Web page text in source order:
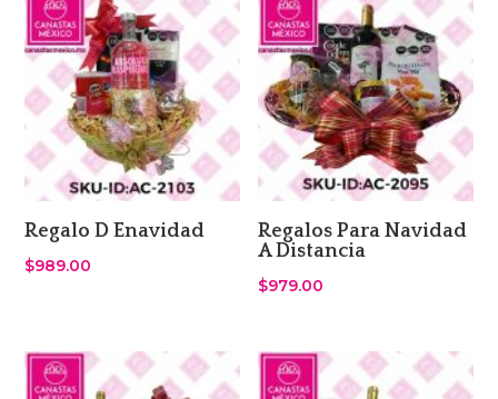
Regalo D Enavidad
$989.00
Regalos Para Navidad
A Distancia
$979.00